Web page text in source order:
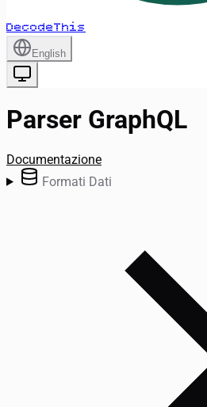
DecodeThis
English
Parser GraphQL
Documentazione
Formati Dati